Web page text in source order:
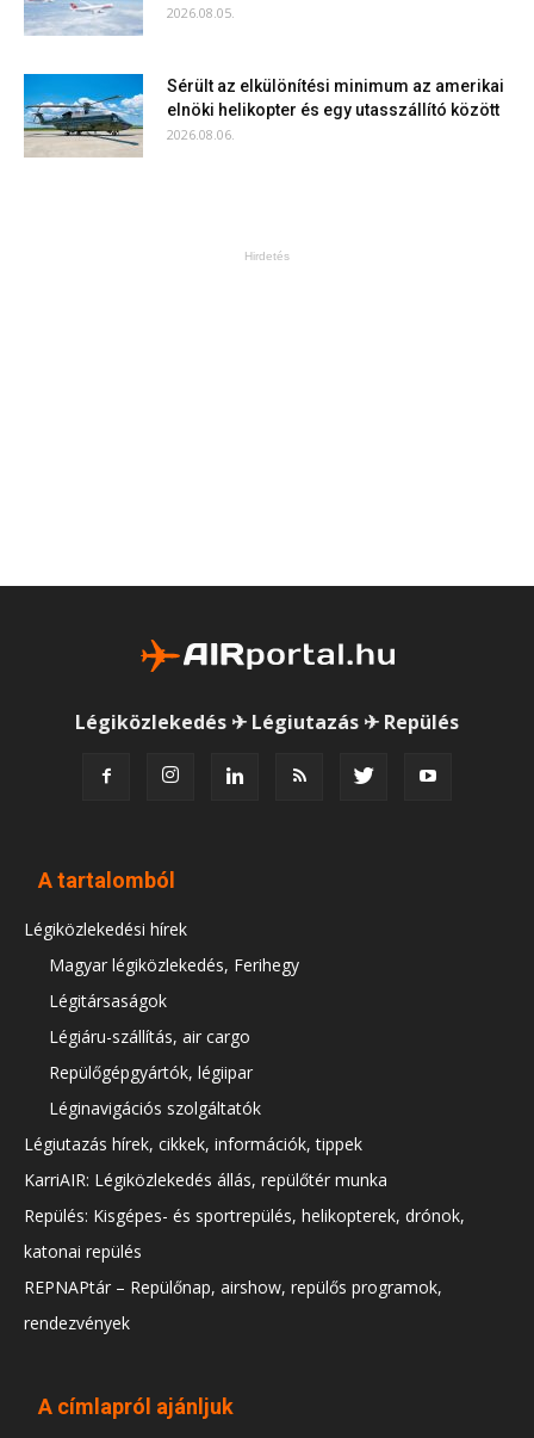
2026.08.05.
Sérült az elkülönítési minimum az amerikai
elnöki helikopter és egy utasszállító között
2026.08.06.
Hirdetés
Légiközlekedés ✈ Légiutazás ✈ Repülés
A tartalomból
Légiközlekedési hírek
Magyar légiközlekedés, Ferihegy
Légitársaságok
Légiáru-szállítás, air cargo
Repülőgépgyártók, légiipar
Léginavigációs szolgáltatók
Légiutazás hírek, cikkek, információk, tippek
KarriAIR: Légiközlekedés állás, repülőtér munka
Repülés: Kisgépes- és sportrepülés, helikopterek, drónok,
katonai repülés
REPNAPtár – Repülőnap, airshow, repülős programok,
rendezvények
A címlapról ajánljuk